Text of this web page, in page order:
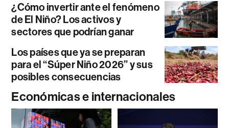
¿Cómo invertir ante el fenómeno
de El Niño? Los activos y
sectores que podrían ganar
Los países que ya se preparan
para el “Súper Niño 2026” y sus
posibles consecuencias
Económicas e internacionales